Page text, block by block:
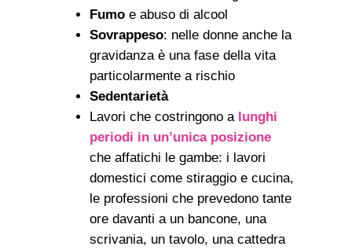
Fumo e abuso di alcool
Sovrappeso: nelle donne anche la
gravidanza è una fase della vita
particolarmente a rischio
Sedentarietà
Lavori che costringono a lunghi
periodi in un’unica posizione
che affatichi le gambe: i lavori
domestici come stiraggio e cucina,
le professioni che prevedono tante
ore davanti a un bancone, una
scrivania, un tavolo, una cattedra